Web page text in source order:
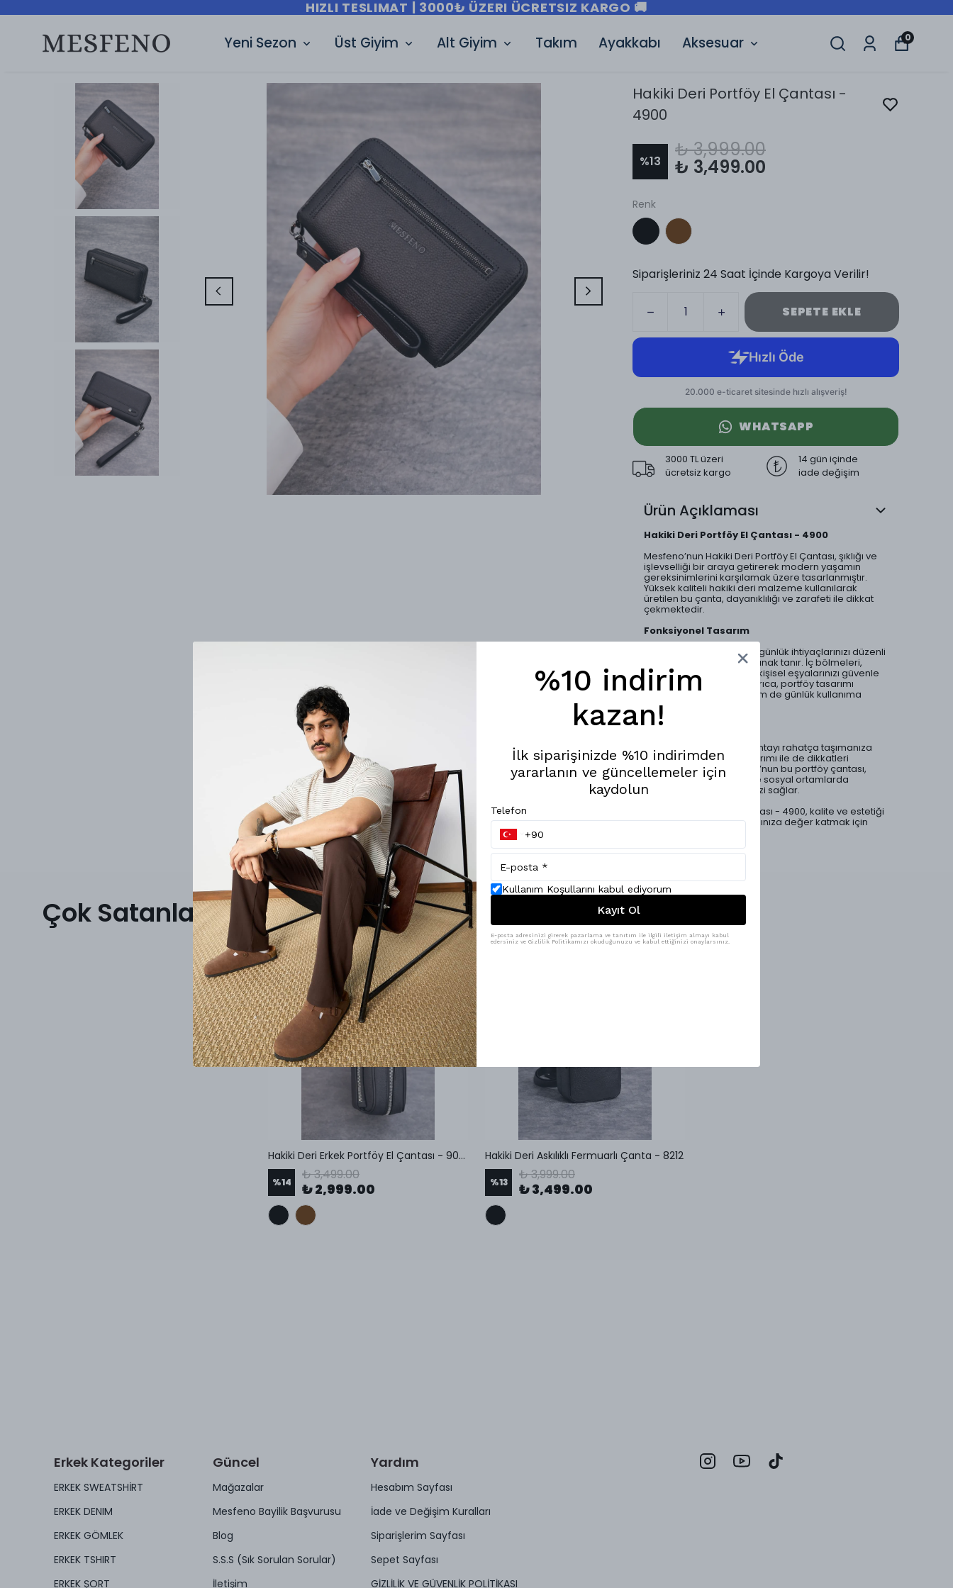
HIZLI TESLIMAT | 3000₺ ÜZERI ÜCRETSIZ KARGO 🚚
Yeni Sezon Üst Giyim Alt Giyim Takım Ayakkabı Aksesuar 0
Hakiki Deri Portföy El Çantası -
4900
%13
₺ 3,999.00
₺ 3,499.00
Renk
Siparişleriniz 24 Saat İçinde Kargoya Verilir!
SEPETE EKLE
WHATSAPP
3000 TL üzeri
ücretsiz kargo
14 gün içinde
iade değişim
Ürün Açıklaması
Hakiki Deri Portföy El Çantası - 4900
Mesfeno’nun Hakiki Deri Portföy El Çantası, şıklığı ve
işlevselliği bir araya getirerek modern yaşamın
gereksinimlerini karşılamak üzere tasarlanmıştır.
Yüksek kaliteli hakiki deri malzeme kullanılarak
üretilen bu çanta, dayanıklılığı ve zarafeti ile dikkat
çekmektedir.
Fonksiyonel Tasarım
Çantanın geniş iç hacmi, günlük ihtiyaçlarınızı düzenli
bir şekilde taşımanıza olanak tanır. İç bölmeleri,
cüzdan, telefon ve diğer kişisel eşyalarınızı güvenle
yerleştirmenizi sağlar. Ayrıca, portföy tasarımı
sayesinde hem resmi hem de günlük kullanıma
uygun bir seçenek sunar.
Şıklık ve Konfor
Ergonomik tutma yeri, çantayı rahatça taşımanıza
yardımcı olurken, şık tasarımı ile de dikkatleri
üzerinize çeker. Mesfeno’nun bu portföy çantası,
hem iş hayatında hem de sosyal ortamlarda
kendinizi özel hissetmenizi sağlar.
Hakiki Deri Portföy El Çantası - 4900, kalite ve estetiği
bir arada sunarak, her anınıza değer katmak için
Çok Satanlar
Hakiki Deri Erkek Portföy El Çantası - 9045
%14 ₺ 3,499.00
₺ 2,999.00
Hakiki Deri Askılıklı Fermuarlı Çanta - 8212
%13 ₺ 3,999.00
₺ 3,499.00
Erkek Kategoriler
ERKEK SWEATSHİRT
ERKEK DENIM
ERKEK GÖMLEK
ERKEK TSHIRT
ERKEK ŞORT
Güncel
Mağazalar
Mesfeno Bayilik Başvurusu
Blog
S.S.S (Sık Sorulan Sorular)
İletişim
Yardım
Hesabım Sayfası
İade ve Değişim Kuralları
Siparişlerim Sayfası
Sepet Sayfası
GİZLİLİK VE GÜVENLİK POLİTİKASI
%10 indirim
kazan!
İlk siparişinizde %10 indirimden
yararlanın ve güncellemeler için
kaydolun
Telefon
Kullanım Koşullarını kabul ediyorum
Kayıt Ol
E-posta adresinizi girerek pazarlama ve tanıtım ile ilgili iletişim almayı kabul
edersiniz ve Gizlilik Politikamızı okuduğunuzu ve kabul ettiğinizi onaylarsınız.